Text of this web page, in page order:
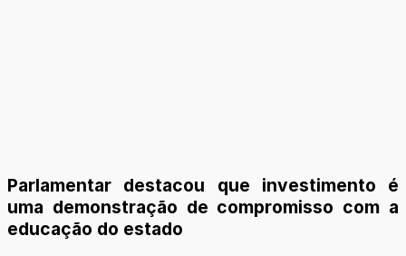
Parlamentar destacou que investimento é
uma demonstração de compromisso com a
educação do estado